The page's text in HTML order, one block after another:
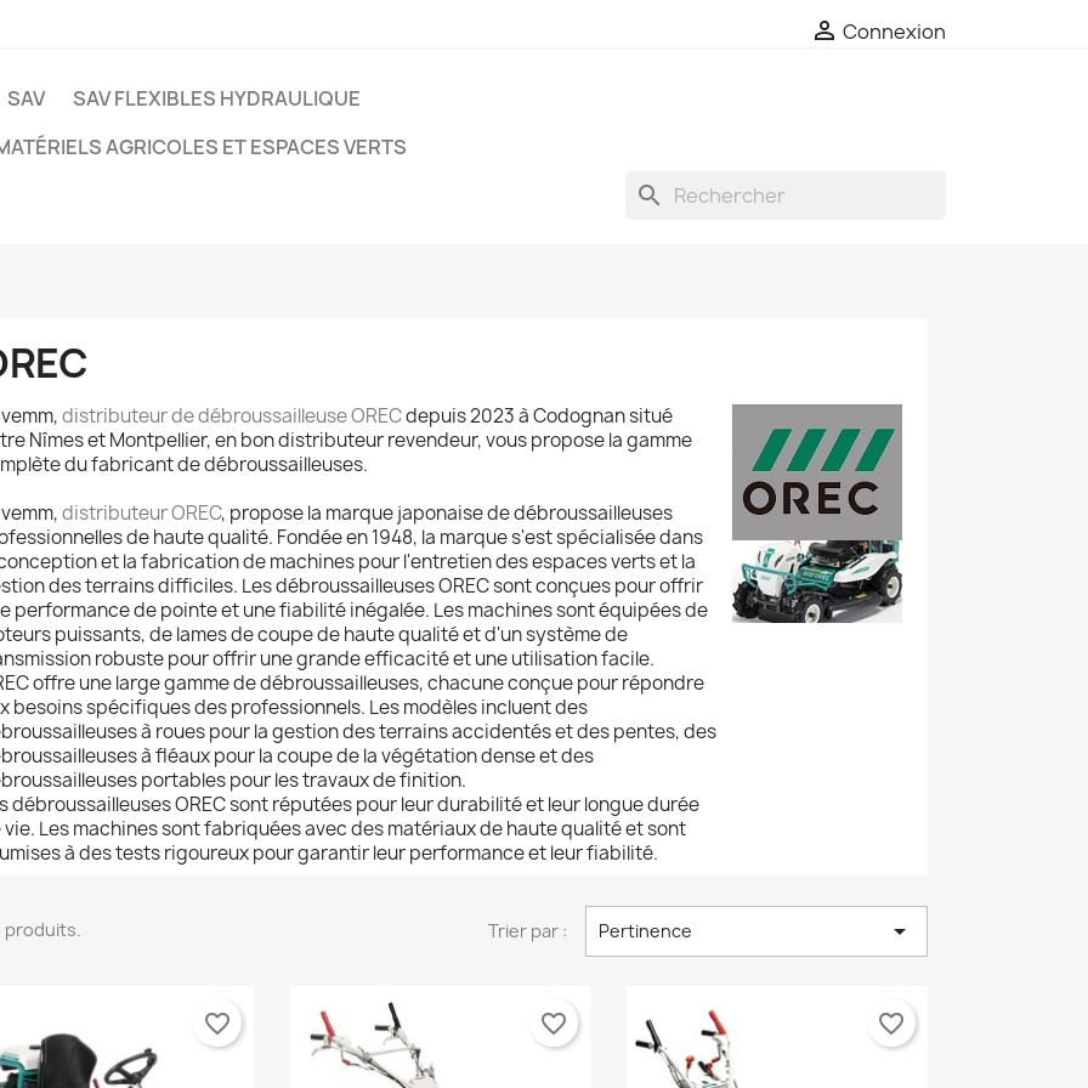
à ma liste d'envies
de la liste d'envies
×
×
devez être connecté pour ajouter des produits à votre liste
 Connexion
SAV
SAV FLEXIBLES HYDRAULIQUE
AGRICOLES ET ESPACES VERTS
search
distributeur de débroussailleuse ORECdepuis 2023 à Codognan situé
Nîmes et Montpellier, en bon distributeur revendeur, vous propose la gamme
du fabricant de débroussailleuses.
distributeur OREC, propose la marque japonaise de débroussailleuses
de haute qualité. Fondée en 1948, la marque s'est spécialisée dans
et la fabrication de machines pour l'entretien des espaces verts et la
des terrains difficiles. Les débroussailleuses OREC sont conçues pour offrir
performance de pointe et une fiabilité inégalée. Les machines sont équipées de
puissants, de lames de coupe de haute qualité et d'un système de
robuste pour offrir une grande efficacité et une utilisation facile.
offre une large gamme de débroussailleuses, chacune conçue pour répondre
besoins spécifiques des professionnels. Les modèles incluent des
à roues pour la gestion des terrains accidentés et des pentes, des
à fléaux pour la coupe de la végétation dense et des
portables pour les travaux de finition.
débroussailleuses OREC sont réputées pour leur durabilité et leur longue durée
vie. Les machines sont fabriquées avec des matériaux de haute qualité et sont
à des tests rigoureux pour garantir leur performance et leur fiabilité.
produits. Trier par : Pertinence 
favorite_border favorite_border favorite_border